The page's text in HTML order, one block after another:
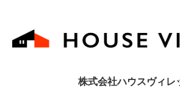
株式会社ハウスヴィレ